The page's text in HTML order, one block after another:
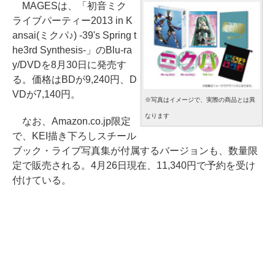
※写真はイメージで、実際の商品とは異
なります
MAGESは、「初音ミク
ライブパーティー2013 in K
ansai(ミクパ♪) -39's Spring t
he3rd Synthesis-」のBlu-ra
y/DVDを8月30日に発売す
る。価格はBDが9,240円、D
VDが7,140円。
なお、Amazon.co.jp限定
で、KEI描き下ろしスチール
ブック・ライブ写真集が付属するバージョンも、数量限
定で販売される。4月26日現在、11,340円で予約を受け
付けている。